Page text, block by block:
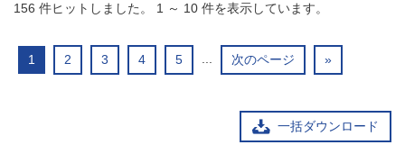
156 件ヒットしました。 1 ～ 10 件を表示しています。
1 2 3 4 5 ... 次のページ »
一括ダウンロード